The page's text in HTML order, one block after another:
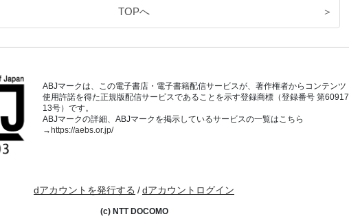
TOPへ ＞
ABJマークは、この電子書店・電子書籍配信サービスが、著作権者からコンテンツ
使用許諾を得た正規版配信サービスであることを示す登録商標（登録番号 第60917
13号）です。
ABJマークの詳細、ABJマークを掲示しているサービスの一覧はこちら
→https://aebs.or.jp/
dアカウントを発行する /dアカウントログイン
(c) NTT DOCOMO